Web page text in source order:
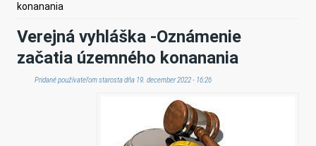
konanania
Verejná vyhláška -Oznámenie
začatia územného konanania
Pridané používateľomstarostadňa 19. december 2022 - 16:26